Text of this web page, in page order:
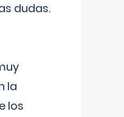
dudas.
la
los